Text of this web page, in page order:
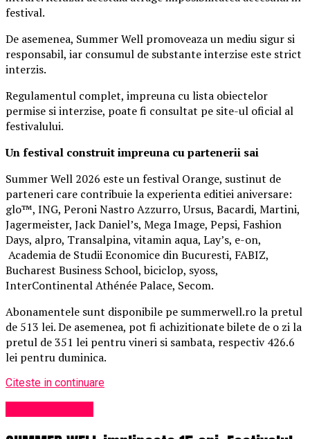
festival.
De asemenea, Summer Well promoveaza un mediu sigur si
responsabil, iar consumul de substante interzise este strict
interzis.
Regulamentul complet, impreuna cu lista obiectelor
permise si interzise, poate fi consultat pe site-ul oficial al
festivalului.
Un festival construitimpreuna cu partenerii sai
Summer Well 2026 este un festival Orange, sustinut de
parteneri care contribuie la experienta editiei aniversare:
glo™, ING, Peroni Nastro Azzurro, Ursus, Bacardi, Martini,
Jagermeister, Jack Daniel’s, Mega Image, Pepsi, Fashion
Days, alpro, Transalpina, vitamin aqua, Lay’s, e-on,
Academia de Studii Economice din Bucuresti, FABIZ,
Bucharest Business School, biciclop, syoss,
InterContinental Athénée Palace, Secom.
Abonamentele sunt disponibile pe summerwell.ro la pretul
de 513 lei. De asemenea, pot fi achizitionate bilete de o zi la
pretul de 351 lei pentru vineri si sambata, respectiv 426.6
lei pentru duminica.
Citeste in continuare